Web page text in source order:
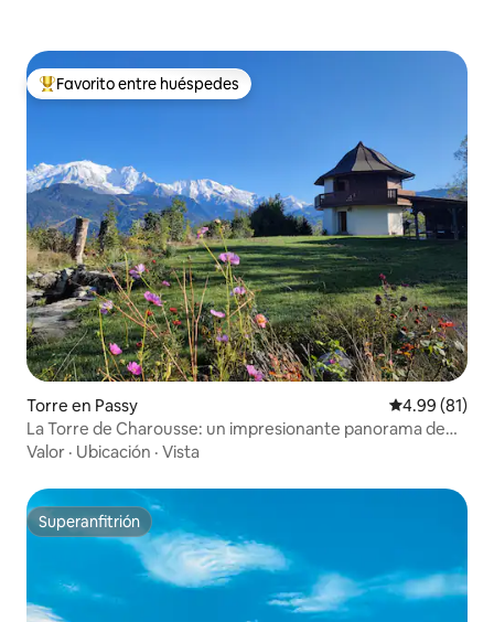
De los mejores en Favorito entre huéspedes
Favorito entre huéspedes
Torre en Passy Calificación
4.99 (81)
La Torre de Charousse: un impresionante panorama de
360°
Valor · Ubicación · Vista
Superanfitrión
Superanfitrión